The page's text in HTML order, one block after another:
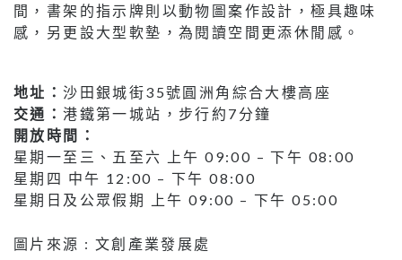
間，書架的指示牌則以動物圖案作設計，極具趣味
感，另更設大型軟墊，為閱讀空間更添休閒感。
地址： 沙田銀城街35號圓洲角綜合大樓高座
交通：港鐵第一城站，步行約7分鐘
開放時間：
星期一至三、五至六 上午 09:00 – 下午 08:00
星期四 中午 12:00 – 下午 08:00
星期日及公眾假期 上午 09:00 – 下午 05:00
圖片來源 : 文創產業發展處